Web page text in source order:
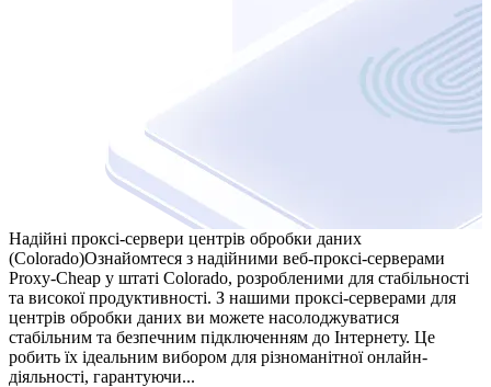
Надійні проксі-сервери центрів обробки даних
(Colorado)Ознайомтеся з надійними веб-проксі-серверами
Proxy-Cheap у штаті Colorado, розробленими для стабільності
та високої продуктивності. З нашими проксі-серверами для
центрів обробки даних ви можете насолоджуватися
стабільним та безпечним підключенням до Інтернету. Це
робить їх ідеальним вибором для різноманітної онлайн-
діяльності, гарантуючи...